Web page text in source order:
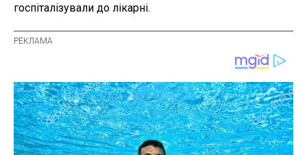
госпіталізували до лікарні.